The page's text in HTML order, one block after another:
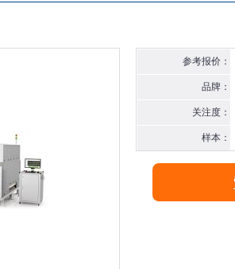
参考报价：
品牌：
关注度：
样本：